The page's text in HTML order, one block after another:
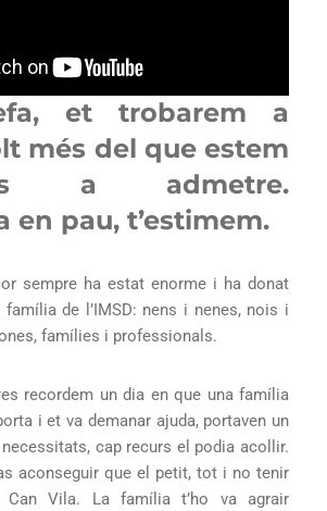
et trobarem a
més del que estem
a admetre.
en pau, t’estimem.
sempre ha estat enorme i ha donat
de l’IMSD: nens i nenes, nois i
famílies i professionals.
recordem un dia en que una família
i et va demanar ajuda, portaven un
cap recurs el podia acollir.
aconseguir que el petit, tot i no tenir
Can Vila. La família t’ho va agrair